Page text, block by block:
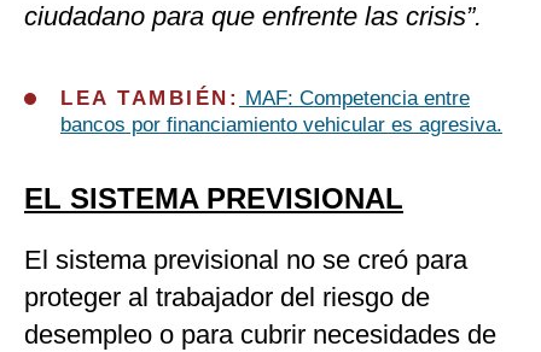
ciudadano para que enfrente las crisis”.
LEA TAMBIÉN: MAF: Competencia entre
bancos por financiamiento vehicular es agresiva.
EL SISTEMA PREVISIONAL
El sistema previsional no se creó para
proteger al trabajador del riesgo de
desempleo o para cubrir necesidades de